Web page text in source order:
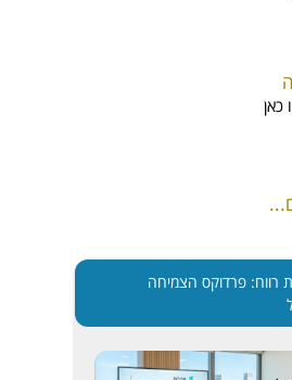
רווח: פרדוקס הצמיחה